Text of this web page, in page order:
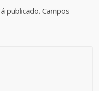
publicado. Campos